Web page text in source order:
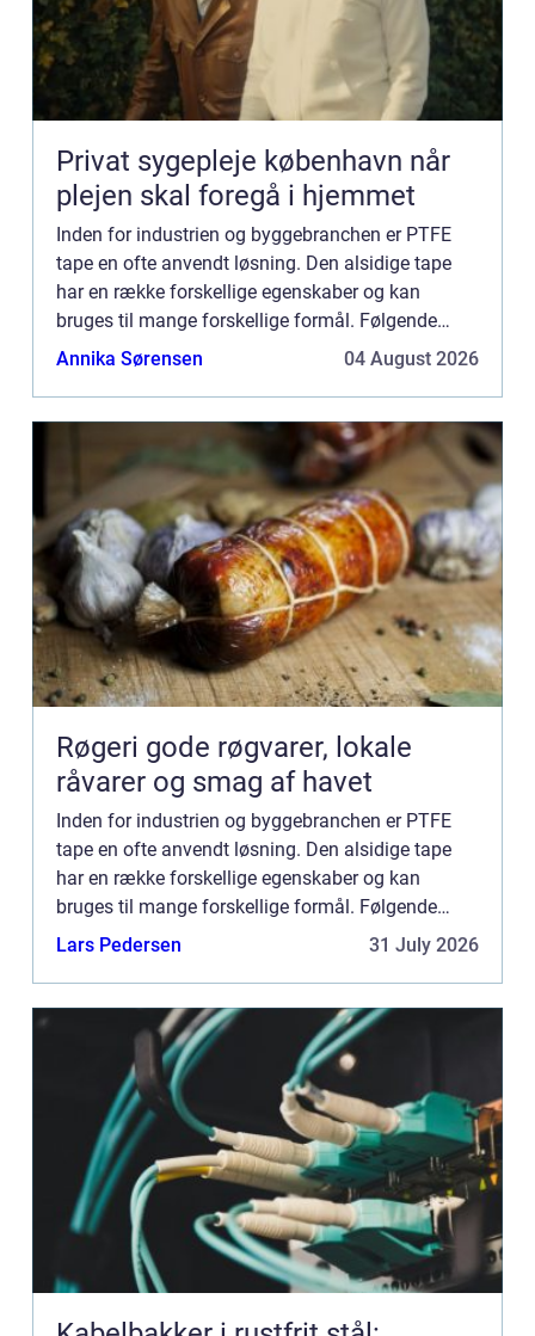
Privat sygepleje københavn når
plejen skal foregå i hjemmet
Inden for industrien og byggebranchen er PTFE
tape en ofte anvendt løsning. Den alsidige tape
har en række forskellige egenskaber og kan
bruges til mange forskellige formål. Følgende
artikel vil give en grundig forklaring p&...
Annika Sørensen 04 August 2026
Røgeri gode røgvarer, lokale
råvarer og smag af havet
Inden for industrien og byggebranchen er PTFE
tape en ofte anvendt løsning. Den alsidige tape
har en række forskellige egenskaber og kan
bruges til mange forskellige formål. Følgende
artikel vil give en grundig forklaring p&...
Lars Pedersen 31 July 2026